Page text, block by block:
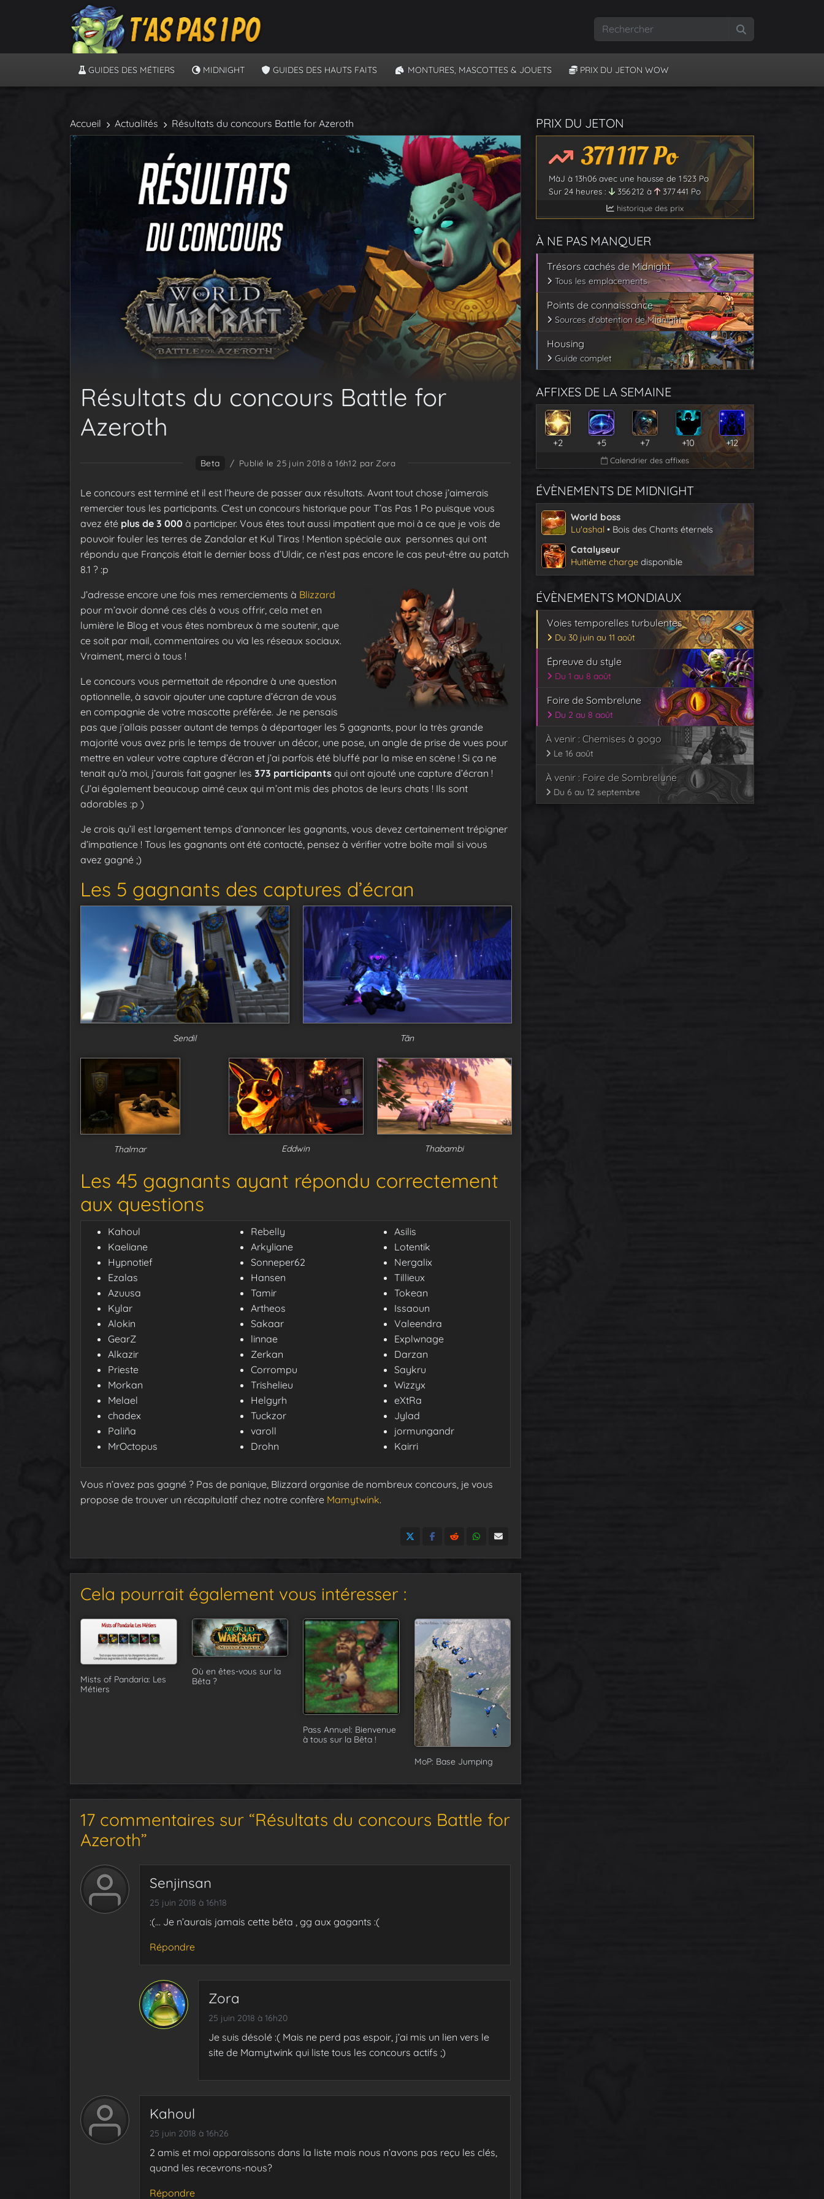
GUIDES DES MÉTIERS MIDNIGHT GUIDES DES HAUTS FAITS MONTURES, MASCOTTES & JOUETS PRIX DU JETON WOW
Accueil Actualités Résultats du concours Battle for Azeroth
Résultats du concours Battle for
Azeroth
Beta / Publié le 25 juin 2018 à 16h12 par Zora
Le concours est terminé et il est l’heure de passer aux résultats. Avant tout chose j’aimerais
remercier tous les participants. C’est un concours historique pour T’as Pas 1 Po puisque vous
avez été plus de 3 000 à participer. Vous êtes tout aussi impatient que moi à ce que je vois de
pouvoir fouler les terres de Zandalar et Kul Tiras ! Mention spéciale aux personnes qui ont
répondu que François était le dernier boss d’Uldir, ce n’est pas encore le cas peut-être au patch
8.1 ? :p
J’adresse encore une fois mes remerciements à Blizzard
pour m’avoir donné ces clés à vous offrir, cela met en
lumière le Blog et vous êtes nombreux à me soutenir, que
ce soit par mail, commentaires ou via les réseaux sociaux.
Vraiment, merci à tous !
Le concours vous permettait de répondre à une question
optionnelle, à savoir ajouter une capture d’écran de vous
en compagnie de votre mascotte préférée. Je ne pensais
pas que j’allais passer autant de temps à départager les 5 gagnants, pour la très grande
majorité vous avez pris le temps de trouver un décor, une pose, un angle de prise de vues pour
mettre en valeur votre capture d’écran et j’ai parfois été bluffé par la mise en scène ! Si ça ne
tenait qu’à moi, j’aurais fait gagner les 373 participants qui ont ajouté une capture d’écran !
(J’ai également beaucoup aimé ceux qui m’ont mis des photos de leurs chats ! Ils sont
adorables :p )
Je crois qu’il est largement temps d’annoncer les gagnants, vous devez certainement trépigner
d’impatience ! Tous les gagnants ont été contacté, pensez à vérifier votre boîte mail si vous
avez gagné ;)
Les 5 gagnants des captures d’écran
Sendil Tãn
Thalmar Eddwin Thabambi
Les 45 gagnants ayant répondu correctement
aux questions
Kahoul
Kaeliane
Hypnotief
Ezalas
Azuusa
Kylar
Alokin
GearZ
Alkazir
Prieste
Morkan
Melael
chadex
Paliña
MrOctopus
Rebelly
Arkyliane
Sonneper62
Hansen
Tamir
Artheos
Sakaar
linnae
Zerkan
Corrompu
Trishelieu
Helgyrh
Tuckzor
varoll
Drohn
Asilis
Lotentik
Nergalix
Tillieux
Tokean
Issaoun
Valeendra
Explwnage
Darzan
Saykru
Wizzyx
eXtRa
Jylad
jormungandr
Kairri
Vous n’avez pas gagné ? Pas de panique, Blizzard organise de nombreux concours, je vous
propose de trouver un récapitulatif chez notre confère Mamytwink.
Cela pourrait également vous intéresser :
Mists of Pandaria: Les
Métiers
Où en êtes-vous sur la
Bêta ?
Pass Annuel: Bienvenue
à tous sur la Bêta !
MoP: Base Jumping
17 commentaires sur “Résultats du concours Battle for
Azeroth”
Senjinsan
25 juin 2018 à 16h18
:(… Je n’aurais jamais cette bêta , gg aux gagants :(
Répondre
Zora
25 juin 2018 à 16h20
Je suis désolé :( Mais ne perd pas espoir, j’ai mis un lien vers le
site de Mamytwink qui liste tous les concours actifs ;)
Kahoul
25 juin 2018 à 16h26
2 amis et moi apparaissons dans la liste mais nous n’avons pas reçu les clés,
quand les recevrons-nous?
Répondre
PRIX DU JETON
371 117Po
MàJ à 13h06 avec une hausse de 1 523 Po
Sur 24 heures :
356 212 à 377 441 Po
historique des prix
À NE PAS MANQUER
Trésors cachés de Midnight
Tous les emplacements
Points de connaissance
Sources d'obtention de Midnight
Housing
Guide complet
AFFIXES DE LA SEMAINE
+2 +5 +7 +10 +12
Calendrier des affixes
ÉVÈNEMENTS DE MIDNIGHT
World boss
Lu'ashal • Bois des Chants éternels
Catalyseur
Huitième charge disponible
ÉVÈNEMENTS MONDIAUX
Voies temporelles turbulentes
Du 30 juin au 11 août
Épreuve du style
Du 1 au 8 août
Foire de Sombrelune
Du 2 au 8 août
À venir : Chemises à gogo
Le 16 août
À venir : Foire de Sombrelune
Du 6 au 12 septembre